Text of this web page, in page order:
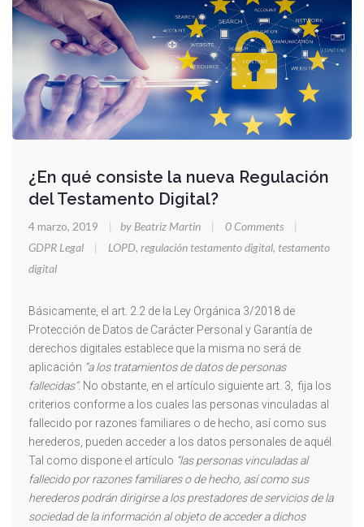
¿En qué consiste la nueva Regulación
del Testamento Digital?
4 marzo, 2019 | by Beatriz Martin | 0 Comments
|
GDPR Legal
| LOPD, regulación testamento digital, testamento
digital
Básicamente, el art. 2.2 de la Ley Orgánica 3/2018 de
Protección de Datos de Carácter Personal y Garantía de
derechos digitales establece que la misma no será de
aplicación “a los tratamientos de datos de personas
fallecidas”. No obstante, en el artículo siguiente art. 3, fija los
criterios conforme a los cuales las personas vinculadas al
fallecido por razones familiares o de hecho, así como sus
herederos, pueden acceder a los datos personales de aquél.
Tal como dispone el artículo “las personas vinculadas al
fallecido por razones familiares o de hecho, así como sus
herederos podrán dirigirse a los prestadores de servicios de la
sociedad de la información al objeto de acceder a dichos